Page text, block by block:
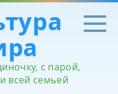
с парой,
всей семьей